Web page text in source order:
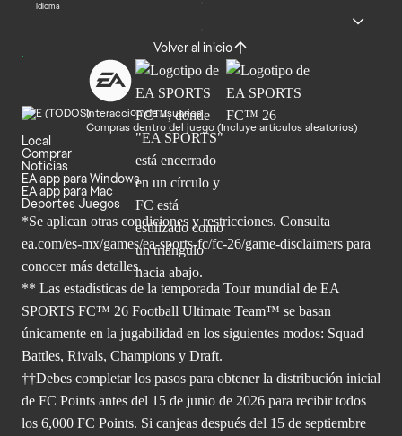
Idioma
Volver al inicio
Interacción de usuarios
Compras dentro del juego (Incluye artículos aleatorios)
Local
Comprar
Noticias
EA app para Windows
EA app para Mac
Deportes Juegos
*Se aplican otras condiciones y restricciones. Consulta
ea.com/es-mx/games/ea-sports-fc/fc-26/game-disclaimers para
conocer más detalles.
** Las estadísticas de la temporada Tour mundial de EA
SPORTS FC™ 26 Football Ultimate Team™ se basan
únicamente en la jugabilidad en los siguientes modos: Squad
Battles, Rivals, Champions y Draft.
††Debes completar los pasos para obtener la distribución inicial
de FC Points antes del 15 de junio de 2026 para recibir todos
los 6,000 FC Points. Si canjeas después del 15 de septiembre